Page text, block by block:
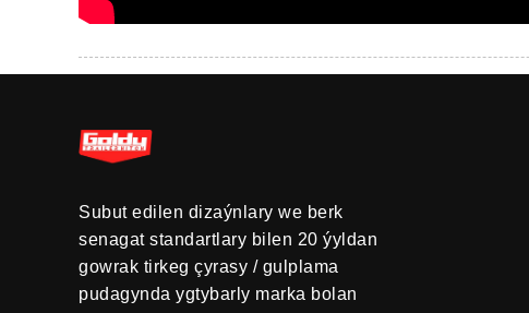
Subut edilen dizaýnlary we berk
senagat standartlary bilen 20 ýyldan
gowrak tirkeg çyrasy / gulplama
pudagynda ygtybarly marka bolan